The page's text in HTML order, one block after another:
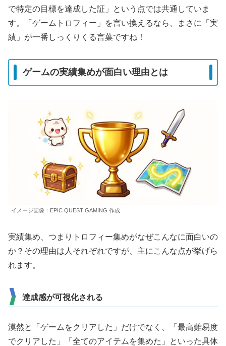
で特定の目標を達成した証」という点では共通していま
す。「ゲームトロフィー」を言い換えるなら、
まさに「実
績」が一番しっくりくる言葉ですね！
ゲームの実績集めが面白い理由とは
イメージ画像：EPIC QUEST GAMING 作成
実績集め、つまりトロフィー集めがなぜこんなに面白いの
か？その理由は人それぞれですが、主にこんな点が挙げら
れます。
達成感が可視化される
漠然と「ゲームをクリアした」だけでなく、「最高難易度
でクリアした」「全てのアイテムを集めた」といった具体